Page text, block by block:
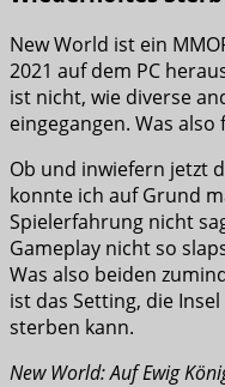
New World ist ein
2021 auf dem PC
ist nicht, wie diverse
eingegangen. Was
Ob und inwiefern jetzt
konnte ich auf Grund
Spielerfahrung nicht
Gameplay nicht so
Was also beiden
ist das Setting, die
sterben kann.
New World: Auf Ewig